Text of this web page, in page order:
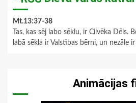
Mt.13:37-38
Tas, kas sēj labo sēklu, ir Cilvēka Dēls.
labā sēkla ir Valstības bērni, un nezāle
Animācijas